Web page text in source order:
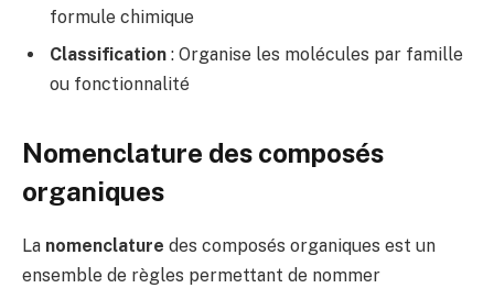
formule chimique
Classification : Organise les molécules par famille
ou fonctionnalité
Nomenclature des composés
organiques
La nomenclature des composés organiques est un
ensemble de règles permettant de nommer